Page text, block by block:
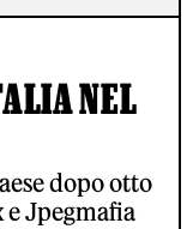
NEL
dopo otto
Jpegmafia